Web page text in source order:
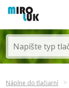
Náplne do tlačiarní